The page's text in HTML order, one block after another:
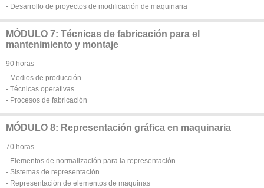
- Desarrollo de proyectos de modificación de maquinaria
MÓDULO 7: Técnicas de fabricación para el
mantenimiento y montaje
90 horas
- Medios de producción
- Técnicas operativas
- Procesos de fabricación
MÓDULO 8: Representación gráfica en maquinaria
70 horas
- Elementos de normalización para la representación
- Sistemas de representación
- Representación de elementos de maquinas